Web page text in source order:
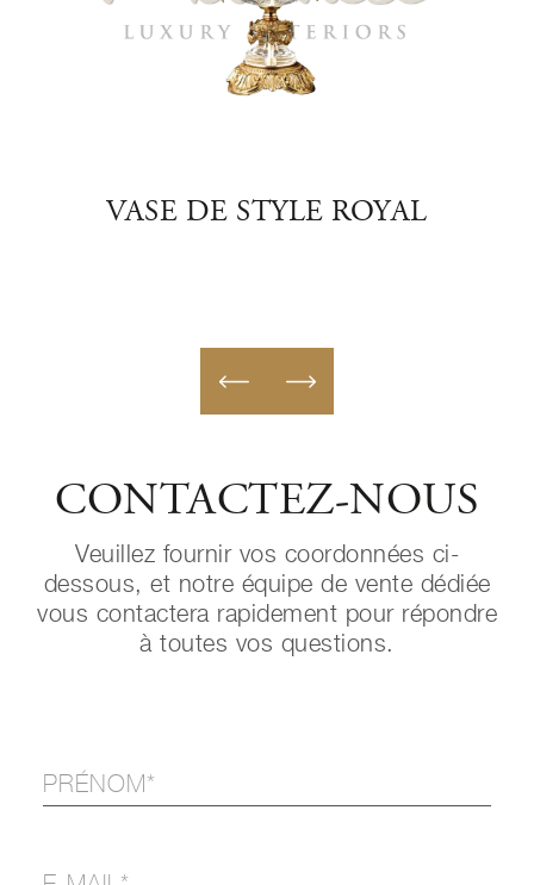
VASE DE STYLE ROYAL
CONTACTEZ-NOUS
Veuillez fournir vos coordonnées ci-
dessous, et notre équipe de vente dédiée
vous contactera rapidement pour répondre
à toutes vos questions.